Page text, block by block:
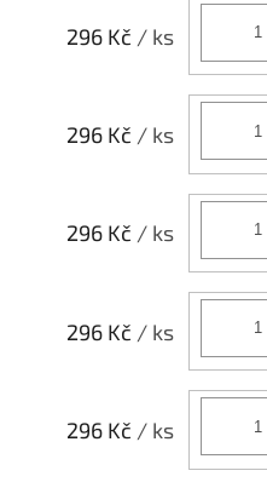
296 Kč / ks
296 Kč / ks
296 Kč / ks
296 Kč / ks
296 Kč / ks